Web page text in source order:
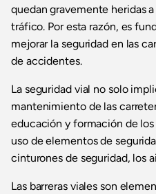
quedan gravemente heridas
tráfico. Por esta razón, es
mejorar la seguridad en las
de accidentes.
La seguridad vial no solo
mantenimiento de las
educación y formación de
uso de elementos de
cinturones de seguridad, los
Las barreras viales son